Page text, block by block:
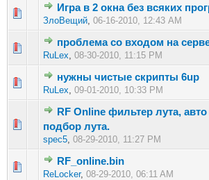
Игра в 2 окна без всяких
ЗлоВещий, 06-16-2010, 12:43 AM
0 голос(ов) - 0 из 5 в среднем
12345
проблема со входом на
RuLex, 08-30-2010, 11:15 PM
0 голос(ов) - 0 из 5 в среднем
123 45
нужны чистые скрипты 6up
RuLex, 09-01-2010, 10:33 PM
0 голос(ов) - 0 из 5 в среднем
12 345
RF Online фильтер лута,
подбор лута.
spec5, 08-29-2010, 11:27 PM
0 голос(ов) - 0 из 5 в среднем
1
RF_online.bin
ReLocker, 08-29-2010, 06:11 AM
0 голос(ов) - 0 из 5 в среднем
1234